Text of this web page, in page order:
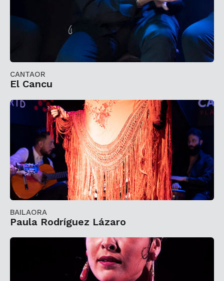
CANTAOR
El Cancu
BAILAORA
Paula Rodríguez Lázaro